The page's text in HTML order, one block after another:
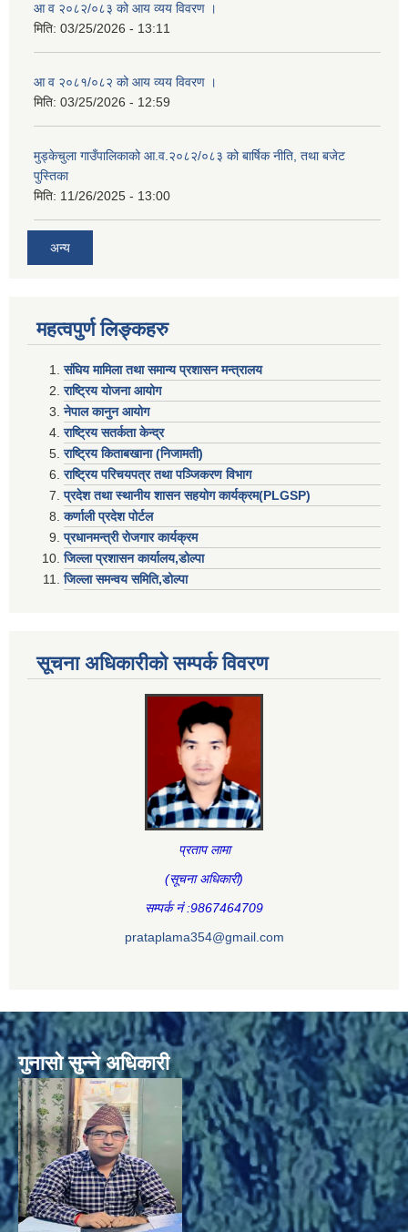
आ व २०८२/०८३ को आय व्यय विवरण ।
मिति: 03/25/2026 - 13:11
आ व २०८१/०८२ को आय व्यय विवरण ।
मिति: 03/25/2026 - 12:59
मुड्केचुला गाउँपालिकाको आ.व.२०८२/०८३ को बार्षिक नीति, तथा बजेट
पुस्तिका
मिति: 11/26/2025 - 13:00
अन्य
महत्वपुर्ण लिङ्कहरु
संघिय मामिला तथा समान्य प्रशासन मन्त्रालय
राष्ट्रिय योजना आयोग
नेपाल कानुन आयोग
राष्ट्रिय सतर्कता केन्द्र
राष्ट्रिय किताबखाना (निजामती)
राष्ट्रिय परिचयपत्र तथा पञ्जिकरण विभाग
प्रदेश तथा स्थानीय शासन सहयाेग कार्यक्रम(PLGSP)
कर्णाली प्रदेश पोर्टल
प्रधानमन्त्री राेजगार कार्यक्रम
जिल्ला प्रशासन कार्यालय,डोल्पा
जिल्ला समन्वय समिति,डोल्प
सूचना अधिकारीकाे सम्पर्क विवरण
प्रताप लामा
(सूचना अधिकारी)
सम्पर्क नं :9867464709
prataplama354@gmail.com
गुनासो सुन्ने अधिकारी